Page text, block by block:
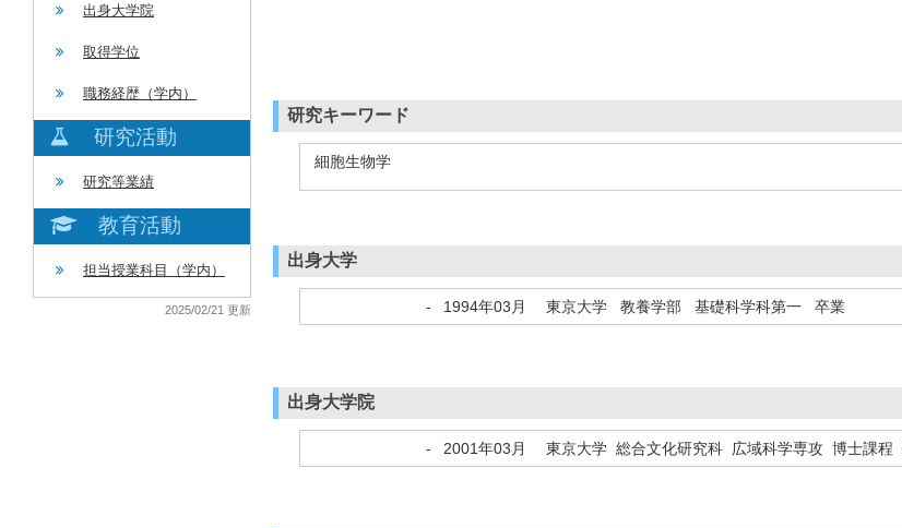
出身大学院
取得学位
職務経歴（学内）
研究活動
研究等業績
教育活動
担当授業科目（学内）
2025/02/21 更新
研究キーワード
細胞生物学
出身大学
- 1994年03月 東京大学 教養学部 基礎科学科第一 卒業
出身大学院
- 2001年03月 東京大学 総合文化研究科 広域科学専攻 博士課程